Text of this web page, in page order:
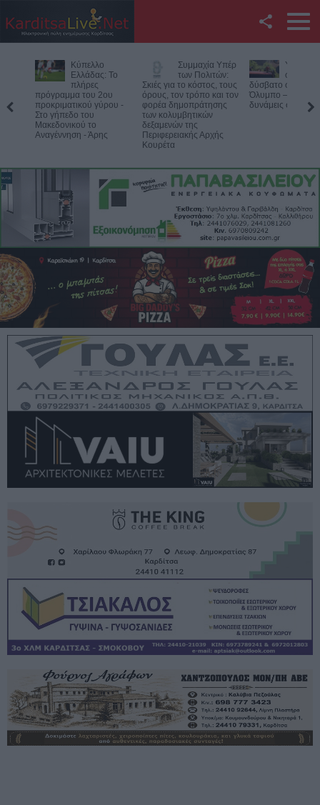
Twitter
YouTube
Αναζήτηση
Επικοινωνία με το
KarditsaLive.Net
Κύπελλο
Ελλάδας: Το
πλήρες
πρόγραμμα του 2ου
προκριματικού γύρου -
Στο γήπεδο του
Μακεδονικού το
Αναγέννηση - Άρης
Συμμαχία Υπέρ
των Πολιτών:
Σκιές για το κόστος, τους
όρους, τον τρόπο και τον
φορέα δημοπράτησης
των κολυμβητικών
δεξαμενών της
Περιφερειακής Αρχής
Κουρέτα
Υπό
φωτιά σε
δύσβατο σημείο
Όλυμπο –
δυνάμεις στο